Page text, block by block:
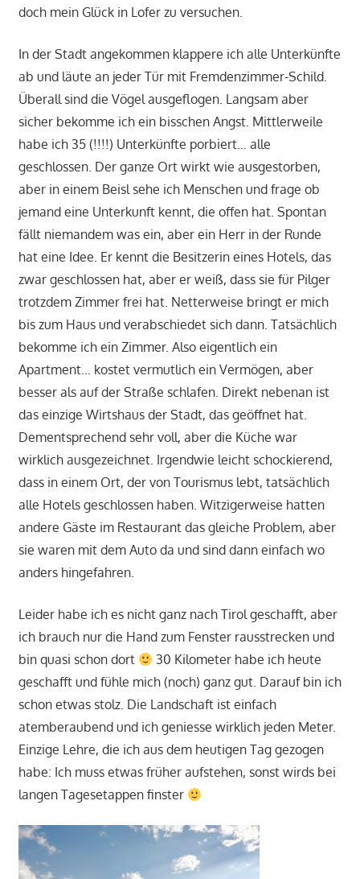
doch mein Glück in Lofer zu versuchen.
In der Stadt angekommen klappere ich alle Unterkünfte
ab und läute an jeder Tür mit Fremdenzimmer-Schild.
Überall sind die Vögel ausgeflogen. Langsam aber
sicher bekomme ich ein bisschen Angst. Mittlerweile
habe ich 35 (!!!!) Unterkünfte porbiert… alle
geschlossen. Der ganze Ort wirkt wie ausgestorben,
aber in einem Beisl sehe ich Menschen und frage ob
jemand eine Unterkunft kennt, die offen hat. Spontan
fällt niemandem was ein, aber ein Herr in der Runde
hat eine Idee. Er kennt die Besitzerin eines Hotels, das
zwar geschlossen hat, aber er weiß, dass sie für Pilger
trotzdem Zimmer frei hat. Netterweise bringt er mich
bis zum Haus und verabschiedet sich dann. Tatsächlich
bekomme ich ein Zimmer. Also eigentlich ein
Apartment… kostet vermutlich ein Vermögen, aber
besser als auf der Straße schlafen. Direkt nebenan ist
das einzige Wirtshaus der Stadt, das geöffnet hat.
Dementsprechend sehr voll, aber die Küche war
wirklich ausgezeichnet. Irgendwie leicht schockierend,
dass in einem Ort, der von Tourismus lebt, tatsächlich
alle Hotels geschlossen haben. Witzigerweise hatten
andere Gäste im Restaurant das gleiche Problem, aber
sie waren mit dem Auto da und sind dann einfach wo
anders hingefahren.
Leider habe ich es nicht ganz nach Tirol geschafft, aber
ich brauch nur die Hand zum Fenster rausstrecken und
bin quasi schon dort
30 Kilometer habe ich heute
geschafft und fühle mich (noch) ganz gut. Darauf bin ich
schon etwas stolz. Die Landschaft ist einfach
atemberaubend und ich geniesse wirklich jeden Meter.
Einzige Lehre, die ich aus dem heutigen Tag gezogen
habe: Ich muss etwas früher aufstehen, sonst wirds bei
langen Tagesetappen finster